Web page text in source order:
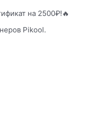
на 2500₽!🔥
Pikool.